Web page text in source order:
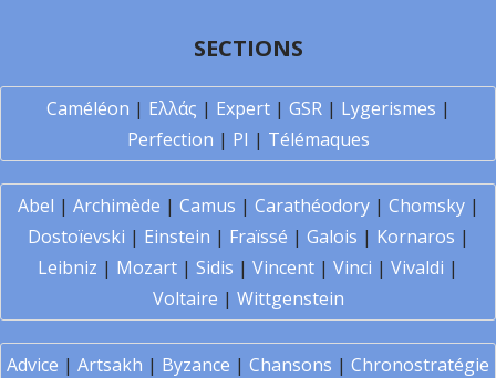
SECTIONS
Caméléon | Ελλάς | Expert| GSR| Lygerismes |
Perfection | PI | Télémaques
Abel | Archimède | Camus | Carathéodory| Chomsky|
Dostoïevski | Einstein | Fraïssé | Galois | Kornaros |
Leibniz | Mozart | Sidis | Vincent | Vinci | Vivaldi |
Voltaire | Wittgenstein
Advice | Artsakh | Byzance | Chansons | Chronostratégie